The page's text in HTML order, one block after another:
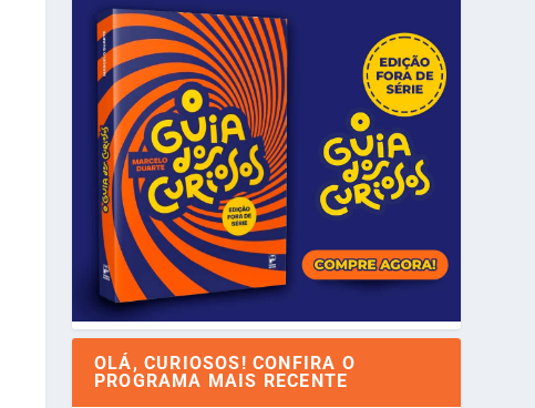
OLÁ, CURIOSOS! CONFIRA O
PROGRAMA MAIS RECENTE